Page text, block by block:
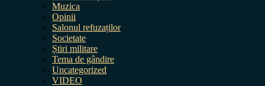
Muzica
Opinii
Salonul refuzaților
Societate
Știri militare
Tema de gândire
Uncategorized
VIDEO